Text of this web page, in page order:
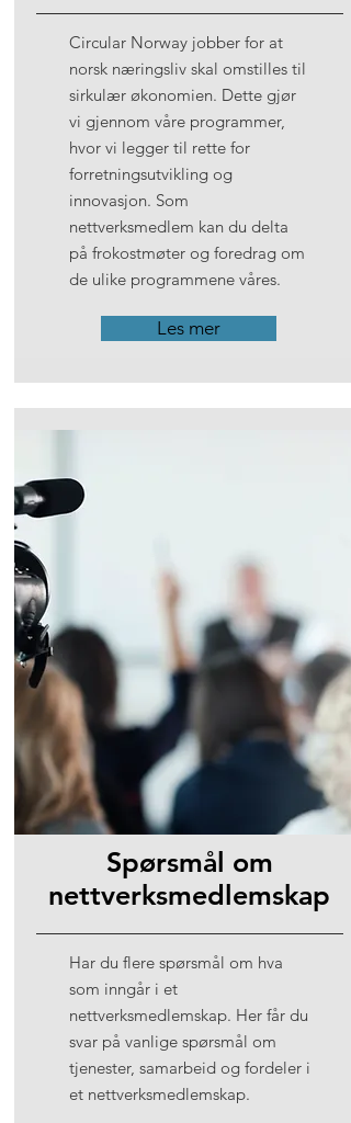
Circular Norway jobber for at
norsk næringsliv skal omstilles til
sirkulær økonomien. Dette gjør
vi gjennom våre programmer,
hvor vi legger til rette for
forretningsutvikling og
innovasjon. Som
nettverksmedlem kan du delta
på frokostmøter og foredrag om
de ulike programmene våres.
Les mer
Har du flere spørsmål om hva
som inngår i et
nettverksmedlemskap. Her får du
svar på vanlige spørsmål om
tjenester, samarbeid og fordeler i
et nettverksmedlemskap.
Spørsmål om
nettverksmedlemskap